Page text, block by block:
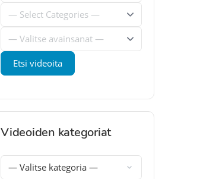
Videoiden kategoriat